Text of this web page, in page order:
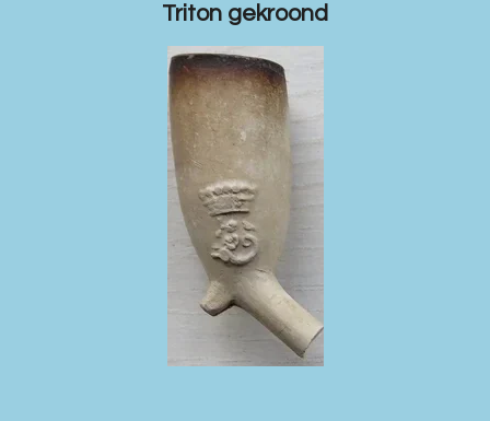
Triton gekroond